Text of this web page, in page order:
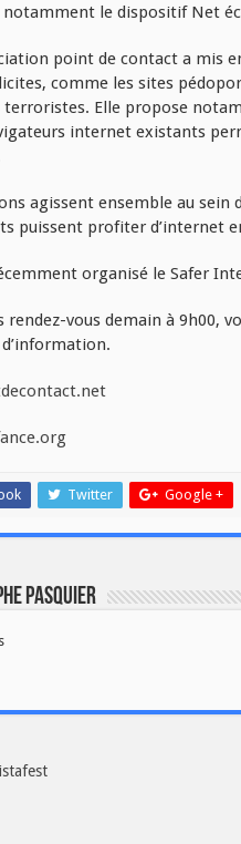
notamment le dispositif Net
point de contact a mis
comme les sites
terroristes. Elle propose
internet existants
agissent ensemble au sein
puissent profiter d’internet
organisé le Safer
rendez-vous demain à 9h00,
Twitter Google +
PASQUIER